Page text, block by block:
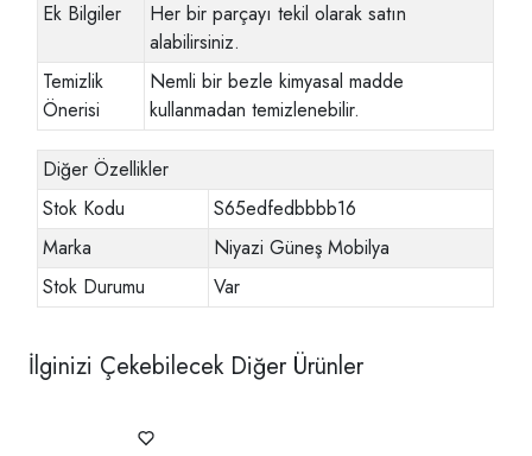
Ek Bilgiler
Her bir parçayı tekil olarak satın
alabilirsiniz.
Temizlik
Önerisi
Nemli bir bezle kimyasal madde
kullanmadan temizlenebilir.
Diğer Özellikler
Stok Kodu
S65edfedbbbb16
Marka
Niyazi Güneş Mobilya
Stok Durumu
Var
İlginizi Çekebilecek Diğer Ürünler